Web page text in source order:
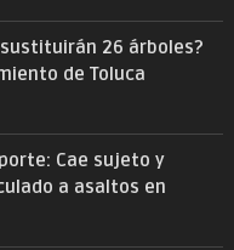
sustituirán 26 árboles?
de Toluca
Cae sujeto y
a asaltos en